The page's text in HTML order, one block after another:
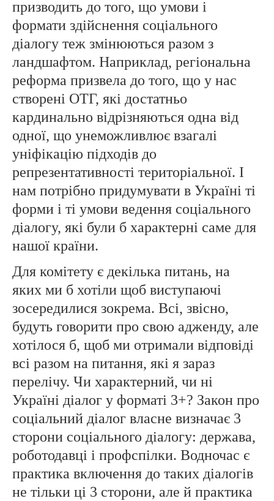
призводить до того, що умови і
формати здійснення соціального
діалогу теж змінюються разом з
ландшафтом. Наприклад, регіональна
реформа призвела до того, що у нас
створені ОТГ, які достатньо
кардинально відрізняються одна від
одної, що унеможливлює взагалі
уніфікацію підходів до
репрезентативності територіальної. І
нам потрібно придумувати в Україні ті
форми і ті умови ведення соціального
діалогу, які були б характерні саме для
нашої країни.
Для комітету є декілька питань, на
яких ми б хотіли щоб виступаючі
зосередилися зокрема. Всі, звісно,
будуть говорити про свою адженду, але
хотілося б, щоб ми отримали відповіді
всі разом на питання, які я зараз
перелічу. Чи характерний, чи ні
Україні діалог у форматі 3+? Закон про
соціальний діалог власне визначає 3
сторони соціального діалогу: держава,
роботодавці і профспілки. Водночас є
практика включення до таких діалогів
не тільки ці 3 сторони, але й практика